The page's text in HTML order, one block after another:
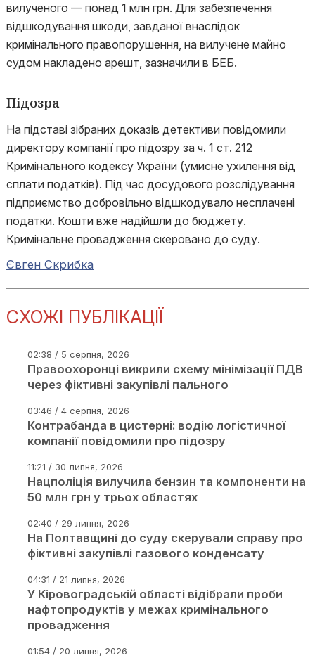
вилученого — понад 1 млн грн. Для забезпечення
відшкодування шкоди, завданої внаслідок
кримінального правопорушення, на вилучене майно
судом накладено арешт, зазначили в БЕБ.
Підозра
На підставі зібраних доказів детективи повідомили
директору компанії про підозру за ч. 1 ст. 212
Кримінального кодексу України (умисне ухилення від
сплати податків). Під час досудового розслідування
підприємство добровільно відшкодувало несплачені
податки. Кошти вже надійшли до бюджету.
Кримінальне провадження скеровано до суду.
Євген Скрибка
СХОЖІ ПУБЛІКАЦІЇ
02:38 / 5 серпня, 2026
Правоохоронці викрили схему мінімізації ПДВ
через фіктивні закупівлі пального
03:46 / 4 серпня, 2026
Контрабанда в цистерні: водію логістичної
компанії повідомили про підозру
11:21 / 30 липня, 2026
Нацполіція вилучила бензин та компоненти на
50 млн грн у трьох областях
02:40 / 29 липня, 2026
На Полтавщині до суду скерували справу про
фіктивні закупівлі газового конденсату
04:31 / 21 липня, 2026
У Кіровоградській області відібрали проби
нафтопродуктів у межах кримінального
провадження
01:54 / 20 липня, 2026